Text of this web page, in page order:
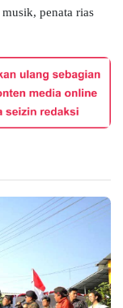
penata rias